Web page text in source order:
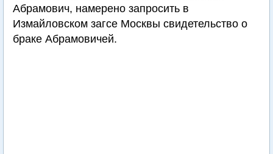
Абрамович, намерено запросить в
Измайловском загсе Москвы свидетельство о
браке Абрамовичей.